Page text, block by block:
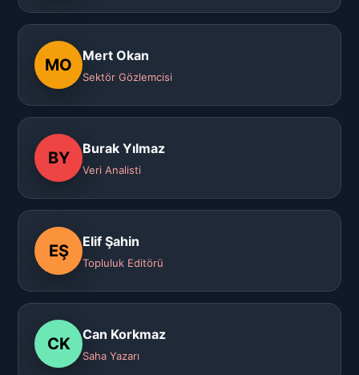
MO
Mert Okan
Sektör Gözlemcisi
BY
Burak Yılmaz
Veri Analisti
EŞ
Elif Şahin
Topluluk Editörü
CK
Can Korkmaz
Saha Yazarı